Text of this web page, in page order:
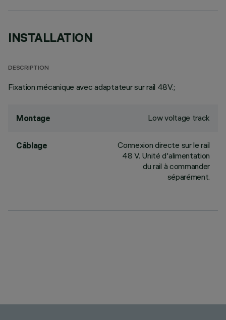
INSTALLATION
DESCRIPTION
Fixation mécanique avec adaptateur sur rail 48V.;
Montage Low voltage track
Câblage
Connexion directe sur le rail
48 V. Unité d'alimentation
du rail à commander
séparément.